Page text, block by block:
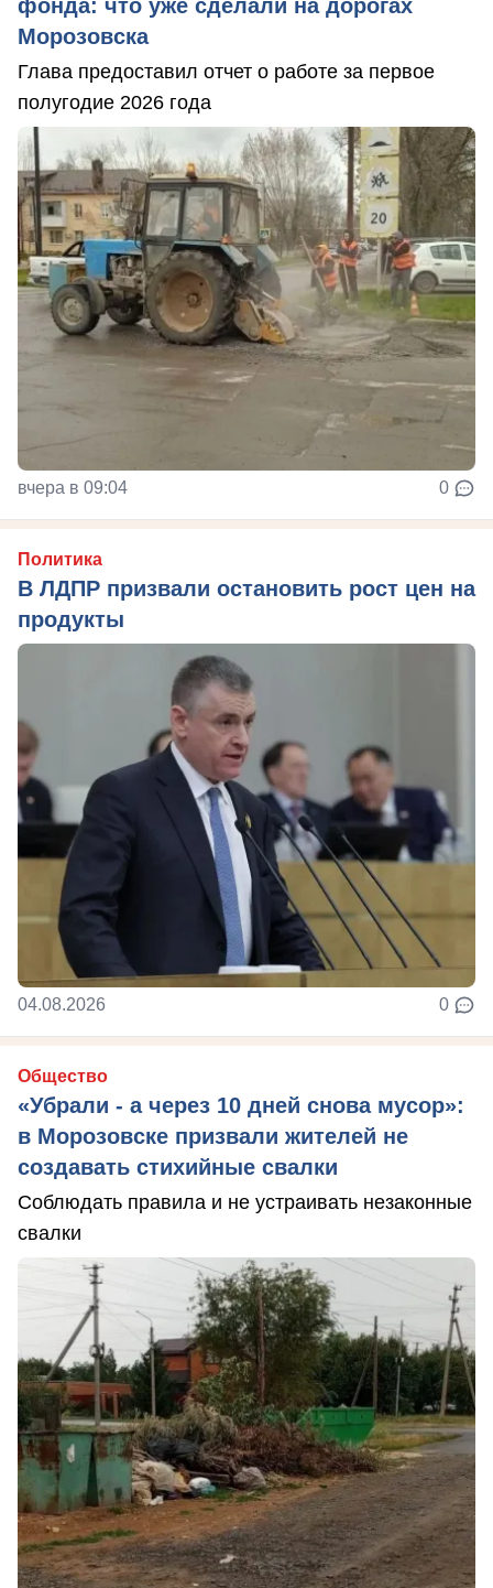
фонда: что уже сделали на дорогах
Морозовска
Глава предоставил отчет о работе за первое
полугодие 2026 года
вчера в 09:04 0
Политика
В ЛДПР призвали остановить рост цен на
продукты
04.08.2026 0
Общество
«Убрали - а через 10 дней снова мусор»:
в Морозовске призвали жителей не
создавать стихийные свалки
Соблюдать правила и не устраивать незаконные
свалки